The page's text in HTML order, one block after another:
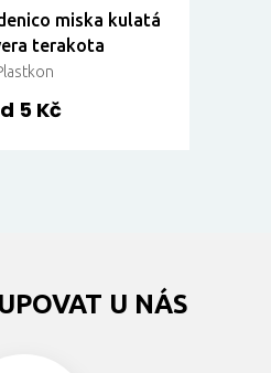
miska kulatá
terakota
5 Kč
U NÁS